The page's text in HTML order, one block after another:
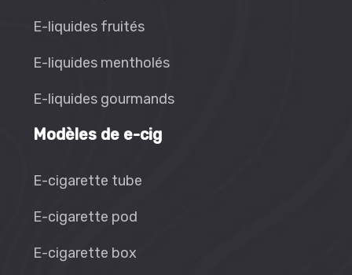
E-liquides fruités
E-liquides mentholés
E-liquides gourmands
Modèles de e-cig
E-cigarette tube
E-cigarette pod
E-cigarette box